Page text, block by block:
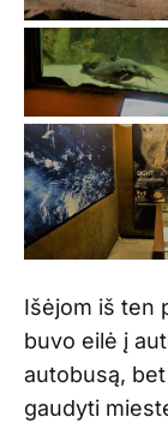
Išėjom iš ten
buvo eilė į
autobusą,
gaudyti